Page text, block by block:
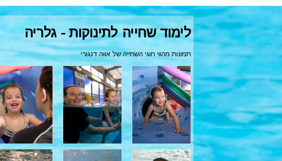
לימוד שחייה לתינוקות - גלריה
תמונות מהווי חוגי השחייה של אווה דנגורי